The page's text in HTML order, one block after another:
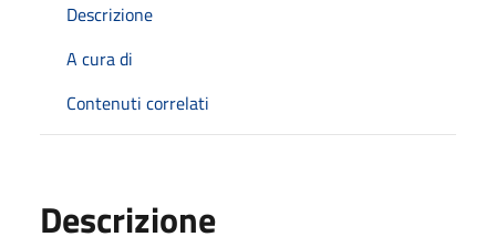
Descrizione
A cura di
Contenuti correlati
Descrizione